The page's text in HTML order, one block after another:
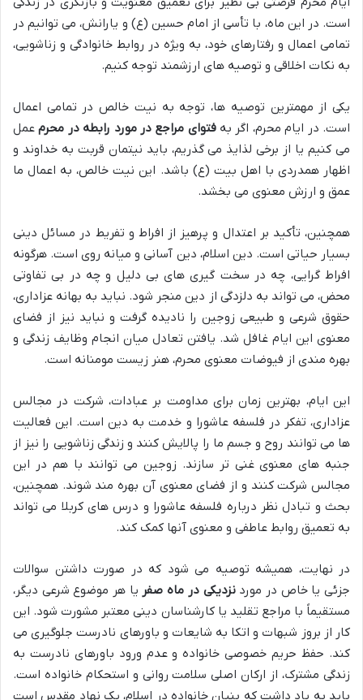
است. در این ماه، با تأسی از امام حسین (ع) و یارانش، می توانیم در
تمامی اعمال و رفتارهای خود، به ویژه در روابط خانوادگی و زناشویی،
به نکات اخلاقی و توصیه های ارزشمند توجه کنیم.
یکی از مهمترین توصیه ها، توجه به نیت خالص در تمامی اعمال
است. در ایام محرم، اگر بهفتوای مراجع در مورد رابطه در محرمعمل
می کنیم یا از برخی لذایذ می گذریم، باید نیتمان قربت به خداوند و
اظهار همدردی با اهل بیت (ع) باشد. این نیت خالص، به اعمال ما
عمق و ارزش معنوی می بخشد.
همچنین، تأکید بر اعتدال و پرهیز از افراط و تفریط در مسائل دینی
بسیار حیاتی است. دین اسلام، دین آسانی و میانه روی است. هرگونه
افراط گرایی، چه در سخت گیری های بی دلیل و چه در بی تفاوتی
محض، می تواند به دلزدگی از دین منجر شود. نباید به بهانه عزاداری،
حقوق شرعی و طبیعی زوجین را نادیده گرفت و نباید نیز از فضای
معنوی این ایام غافل شد. یافتن تعادل میان انجام وظایف زندگی و
بهره مندی از فیوضات معنوی محرم، هنر زیست مومنانه است.
این ایام، بهترین زمان برای مداومت بر عبادات، شرکت در مجالس
عزاداری، تفکر در فلسفه عاشورا و خدمت به دین است. این فعالیت
ها می توانند روح و جسم ما را پالایش کنند و زندگی زناشویی را نیز از
جنبه های معنوی غنی تر سازند. زوجین می توانند با هم در این
مجالس شرکت کنند و از فضای معنوی آن بهره مند شوند. همچنین،
بحث و تبادل نظر درباره فلسفه عاشورا و درس های کربلا می تواند
به تعمیق روابط عاطفی و معنوی آنها کمک کند.
در نهایت، همیشه توصیه می شود که در صورت داشتن سوالات
جزئی یا خاص در موردنزدیکی در ماه صفر یا هر موضوع شرعی دیگر،
مستقیماً با مراجع تقلید یا کارشناسان دینی معتبر مشورت شود. این
کار از بروز شبهات و اتکا به شایعات و باورهای نادرست جلوگیری می
کند. حفظ حریم خصوصی خانواده و عدم ورود باورهای نادرست به
زندگی مشترک، از ارکان اصلی سلامت روانی و استحکام خانواده است.
باید به یاد داشت که بنیان خانواده در اسلام، یک نهاد مقدس است